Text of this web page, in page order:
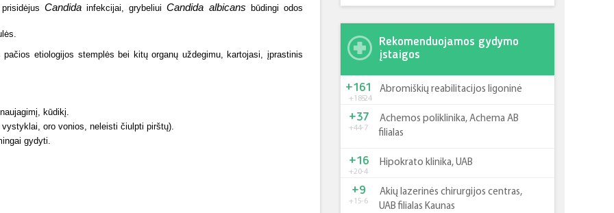
Candida infekcijai, grybeliuiCandida albicans
būdingi odos
etiologijos stemplės bei kitų organų uždegimu, kartojasi, įprastinis
kūdikį.
oro vonios, neleisti čiulpti pirštų).
gydyti.
Rekomenduojamos gydymo
įstaigos
+185-24
+161 Abromiškių reabilitacijos ligoninė
+44-7
+37
Achemos poliklinika, Achema AB
filialas
+20-4
+16 Hipokrato klinika, UAB
+15-6
+9
Akių lazerinės chirurgijos centras,
UAB filialas Kaunas